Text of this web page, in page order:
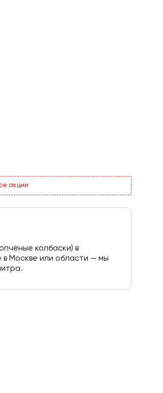
акции
колбаски) в
Москве или области — мы